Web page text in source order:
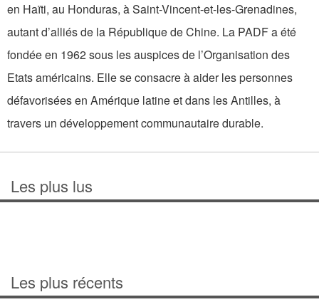
en Haïti, au Honduras, à Saint-Vincent-et-les-Grenadines,
autant d’alliés de la République de Chine. La PADF a été
fondée en 1962 sous les auspices de l’Organisation des
Etats américains. Elle se consacre à aider les personnes
défavorisées en Amérique latine et dans les Antilles, à
travers un développement communautaire durable.
Les plus lus
Les plus récents